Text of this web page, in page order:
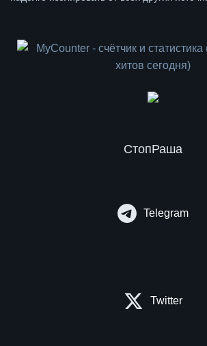
СтопРаша
Telegram
Twitter